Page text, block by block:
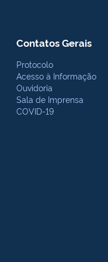
Contatos Gerais
Protocolo
Acesso à Informação
Ouvidoria
Sala de Imprensa
COVID-19